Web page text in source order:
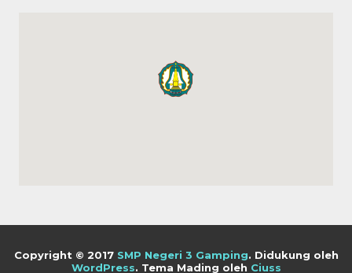
Copyright © 2017 SMP Negeri 3 Gamping. Didukung oleh
WordPress. Tema Mading oleh Ciuss